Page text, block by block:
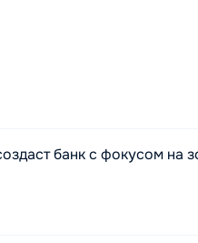
банк с фокусом на